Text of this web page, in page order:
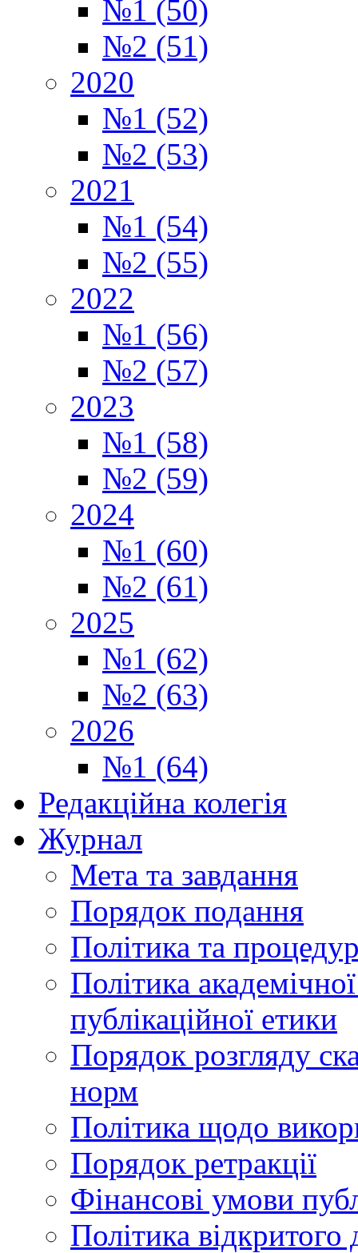
№1 (50)
№2 (51)
2020
№1 (52)
№2 (53)
2021
№1 (54)
№2 (55)
2022
№1 (56)
№2 (57)
2023
№1 (58)
№2 (59)
2024
№1 (60)
№2 (61)
2025
№1 (62)
№2 (63)
2026
№1 (64)
Редакційна колегія
Журнал
Мета та завдання
Порядок подання
Політика та
Політика
публікаційної етики
Порядок розгляду
норм
Політика щодо
Порядок ретракції
Фінансові умови
Політика